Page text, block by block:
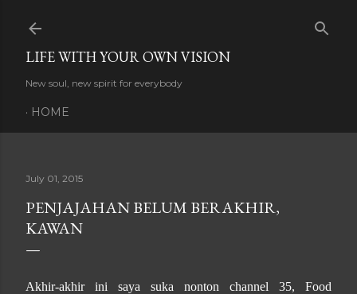
LIFE WITH YOUR OWN VISION
New soul, new spirit for everybody
HOME
July 01, 2015
PENJAJAHAN BELUM BERAKHIR,
KAWAN
Akhir-akhir ini saya suka nonton channel 35, Food